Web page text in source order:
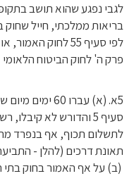
בריאות ממלכתי, חייל שחוק
לפי סעיף 55 לחוק
פרק ה' לחוק הביטוח הלאומי
5א. (א) עברו
סעיף 5 והדורש לא
לתשלום תכוף, אף בנפרד
תאונת דרכים (להלן -
(ב) על אף האמור בחוק